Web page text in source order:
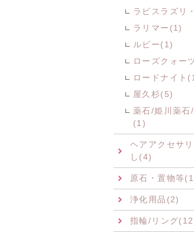
ラピスラズリ
ラリマー(1)
ルビー(1)
ローズクォー
ロードナイト
屋久杉(5)
薬石/姫川薬石
(1)
ヘアアクセサ
し(4)
原石・置物等
浄化用品(2)
指輪/リング